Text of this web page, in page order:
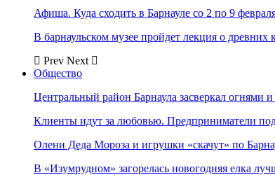
Афиша. Куда сходить в Барнауле со 2 по 9
В барнаульском музее пройдет лекция о древних
Prev Next
Общество
Центральный район Барнаула засверкал огнями
Клиенты идут за любовью. Предприниматели
Олени Деда Мороза и игрушки «скачут» по
В «Изумрудном» загорелась новогодняя елка